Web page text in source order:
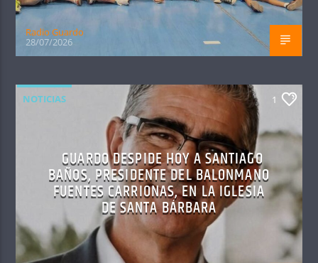
Radio Guardo
28/07/2026
NOTICIAS 1
GUARDO DESPIDE HOY A SANTIAGO
BAÑOS, PRESIDENTE DEL BALONMANO
FUENTES CARRIONAS, EN LA IGLESIA
DE SANTA BÁRBARA